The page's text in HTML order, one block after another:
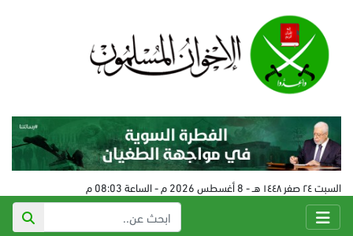
السبت ٢٤ صفر ١٤٤٨ هـ - 8 أغسطس 2026 م - الساعة 08:03 م